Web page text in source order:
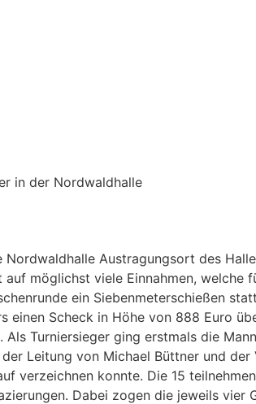
in der Nordwaldhalle
Austragungsort des
möglichst viele Einnahmen,
ein Siebenmeterschießen
einen Scheck in Höhe von 888 Euro
Turniersieger ging erstmals die
Leitung von Michael Büttner und
verzeichnen konnte. Die 15
Dabei zogen die jeweils